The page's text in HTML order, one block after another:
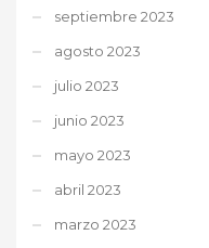
septiembre 2023
agosto 2023
julio 2023
junio 2023
mayo 2023
abril 2023
marzo 2023